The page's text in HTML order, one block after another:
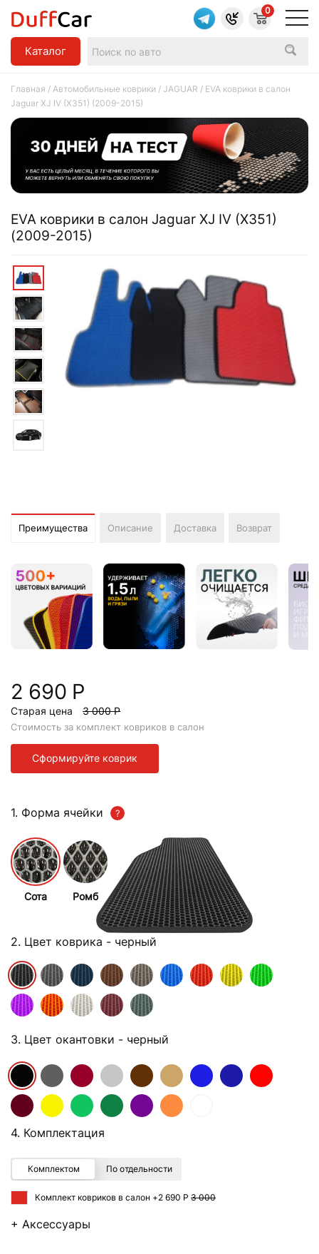
Каталог
0
Главная / Автомобильные коврики / JAGUAR / EVA коврики в салон
Jaguar XJ IV (X351) (2009-2015)
EVA коврики в салон Jaguar XJ IV (X351)
(2009-2015)
Преимущества Описание Доставка Возврат
2 690 Р
Старая цена 3 000 Р
Стоимость за комплект ковриков в салон
Сформируйте коврик
1. Форма ячейки
Сота Ромб
2. Цвет коврика - черный
3. Цвет окантовки - черный
4. Комплектация
Комплектом По отдельности
Комплект ковриков в салон +2 690 Р 3 000
+ Аксессуары